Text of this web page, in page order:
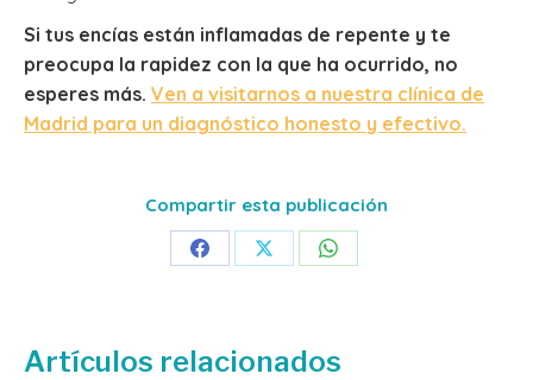
Si tus encías están inflamadas de repente y te
preocupa la rapidez con la que ha ocurrido, no
esperes más. Ven a visitarnos a nuestra clínica de
Madrid para un diagnóstico honesto y efectivo.
Compartir esta publicación
Share Share Share
Artículos relacionados